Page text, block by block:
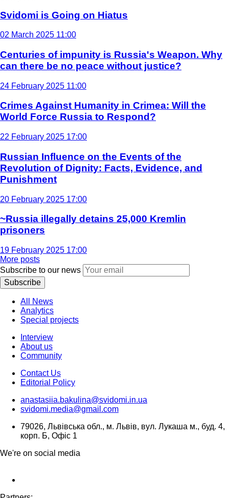
Svidomi is Going on Hiatus
02 March 2025 11:00
Centuries of impunity is Russia's Weapon. Why
can there be no peace without justice?
24 February 2025 11:00
Crimes Against Humanity in Crimea: Will the
World Force Russia to Respond?
22 February 2025 17:00
Russian Influence on the Events of the
Revolution of Dignity: Facts, Evidence, and
Punishment
20 February 2025 17:00
~Russia illegally detains 25,000 Kremlin
prisoners
19 February 2025 17:00
More posts
Subscribe to our news
Subscribe
All News
Analytics
Special projects
Interview
About us
Community
Contact Us
Editorial Policy
anastasiia.bakulina@svidomi.in.ua
svidomi.media@gmail.com
79026, Львівська обл., м. Львів, вул. Лукаша м., буд. 4,
корп. Б, Офіс 1
We're on social media